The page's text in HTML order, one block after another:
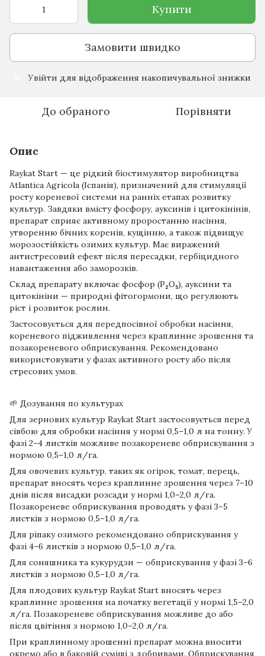
Купити
Замовити швидко
Увійти для відображення накопичувальної знижки
До обраного Порівняти
Опис
Raykat Start — це рідкий біостимулятор виробництва
Atlantica Agricola (Іспанія), призначений для стимуляції
росту кореневої системи на ранніх етапах розвитку
культур. Завдяки вмісту фосфору, ауксинів і цитокінінів,
препарат сприяє активному проростанню насіння,
утворенню бічних коренів, кущінню, а також підвищує
морозостійкість озимих культур. Має виражений
антистресовий ефект після пересадки, гербіцидного
навантаження або заморозків.
Склад препарату включає фосфор (P₂O₅), ауксини та
цитокініни — природні фітогормони, що регулюють
ріст і розвиток рослин.
Застосовується для передпосівної обробки насіння,
кореневого підживлення через краплинне зрошення та
позакореневого обприскування. Рекомендовано
використовувати у фазах активного росту або після
стресових умов.
🌱 Дозування по культурах
Для зернових культур Raykat Start застосовується перед
сівбою для обробки насіння у нормі 0,5–1,0 л на тонну. У
фазі 2–4 листків можливе позакореневе обприскування з
нормою 0,5–1,0 л/га.
Для овочевих культур, таких як огірок, томат, перець,
препарат вносять через краплинне зрошення через 7–10
днів після висадки розсади у нормі 1,0–2,0 л/га.
Позакореневе обприскування проводять у фазі 3–5
листків з нормою 0,5–1,0 л/га.
Для ріпаку озимого рекомендовано обприскування у
фазі 4–6 листків з нормою 0,5–1,0 л/га.
Для соняшника та кукурудзи — обприскування у фазі 3–6
листків з нормою 0,5–1,0 л/га.
Для плодових культур Raykat Start вносять через
краплинне зрошення на початку вегетації у нормі 1,5–2,0
л/га. Позакореневе обприскування можливе до або
після цвітіння з нормою 1,0–2,0 л/га.
При краплинному зрошенні препарат можна вносити
окремо або в баковій суміші з добривами. Обприскування